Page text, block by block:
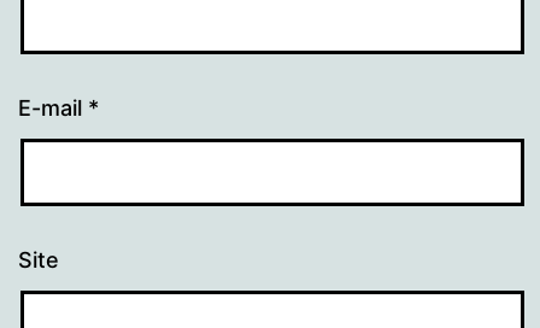
E-mail *
Site